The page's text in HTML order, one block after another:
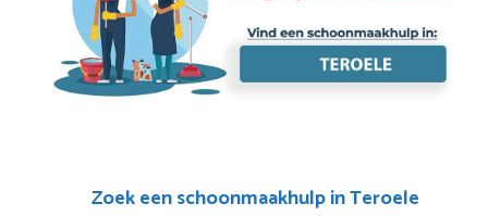
Zoek een schoonmaakhulp in Teroele